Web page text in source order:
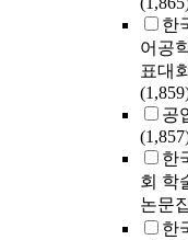
한
어공
표대
공
한
회 학
논문
한